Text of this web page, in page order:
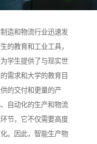
造和物流行业迅速发
的教育和工业工具，
学生提供了与现实世
需求和大学的教育目
的交付和更量的产
自动化的生产和物流
节，它不仅需要高度
。因此，智能生产物